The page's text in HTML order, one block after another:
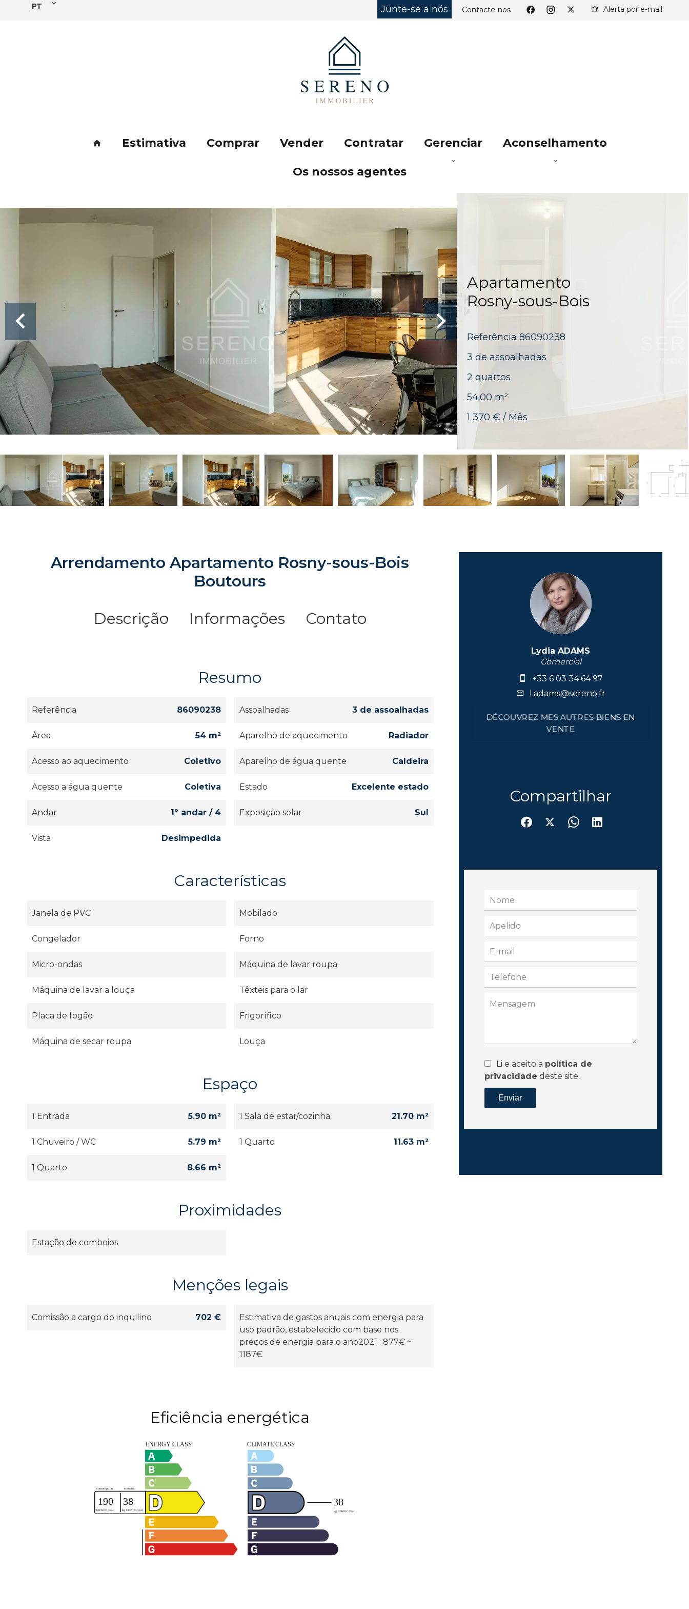
PT Junte-se a nós Contacte-nos Alerta por e-mail
Estimativa Comprar Vender Contratar Gerenciar Aconselhamento
Os nossos agentes
Apartamento
Rosny-sous-Bois
Referência 86090238
3 de assoalhadas
2 quartos
54.00 m²
1 370 € / Mês
Arrendamento Apartamento Rosny-sous-Bois
Boutours
Descrição
Informações Contato
Resumo
Referência 86090238 Assoalhadas 3 de assoalhadas
Área 54 m² Aparelho de aquecimento Radiador
Acesso ao aquecimento Coletivo Aparelho de água quente Caldeira
Acesso a água quente Coletiva Estado Excelente estado
Andar 1º andar / 4 Exposição solar Sul
Vista Desimpedida
Características
Janela de PVC Mobilado
Congelador Forno
Micro-ondas Máquina de lavar roupa
Máquina de lavar a louça Têxteis para o lar
Placa de fogão Frigorífico
Máquina de secar roupa Louça
Espaço
1 Entrada 5.90 m² 1 Sala de estar/cozinha 21.70 m²
1 Chuveiro / WC 5.79 m² 1 Quarto 11.63 m²
1 Quarto 8.66 m²
Proximidades
Estação de comboios
Menções legais
Comissão a cargo do inquilino 702 €
Estimativa de gastos anuais com energia para
uso padrão, estabelecido com base nos
preços de energia para o ano2021 : 877€ ~
1187€
Eficiência energética
Lydia ADAMS
Comercial
+33 6 03 34 64 97
l.adams@sereno.fr
DÉCOUVREZ MES AUTRES BIENS EN
VENTE
Compartilhar
Li e aceito a política de
privacidade deste site.
Enviar